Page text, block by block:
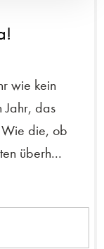
wie kein
Jahr, das
die, ob
überh...